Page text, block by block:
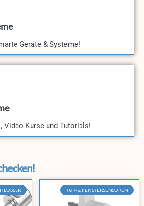
Geräte & Systeme!​
Video-Kurse und Tutorials!​
TÜR- & FENSTERSENSOREN